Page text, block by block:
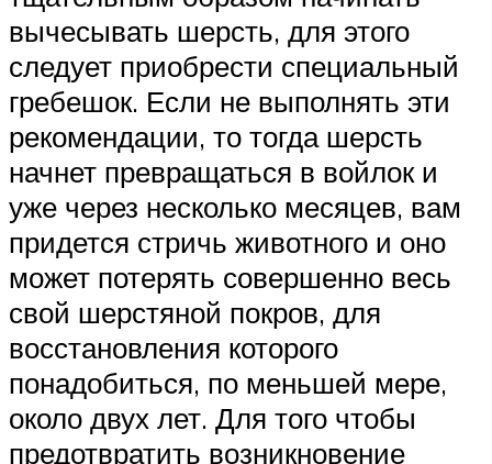
вычесывать шерсть, для этого
следует приобрести специальный
гребешок. Если не выполнять эти
рекомендации, то тогда шерсть
начнет превращаться в войлок и
уже через несколько месяцев, вам
придется стричь животного и оно
может потерять совершенно весь
свой шерстяной покров, для
восстановления которого
понадобиться, по меньшей мере,
около двух лет. Для того чтобы
предотвратить возникновение